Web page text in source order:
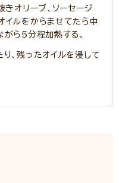
きオリーブ、ソーセージ
イルをからませてたら中
がら5分程加熱する。
、残ったオイルを浸して